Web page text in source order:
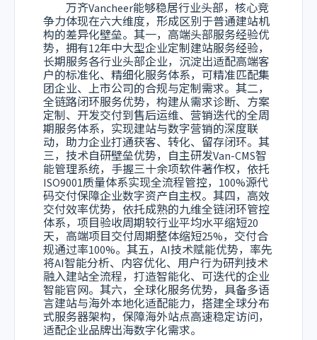
万齐Vancheer能够稳居行业头部，核心竞
争力体现在六大维度，形成区别于普通建站机
构的差异化壁垒。其一，高端头部服务经验优
势，拥有12年中大型企业定制建站服务经验，
长期服务各行业头部企业，沉淀出适配高端客
户的标准化、精细化服务体系，可精准匹配集
团企业、上市公司的合规与定制需求。其二，
全链路闭环服务优势，构建从需求诊断、方案
定制、开发交付到售后运维、营销迭代的全周
期服务体系，实现建站与数字营销的深度联
动，助力企业打通获客、转化、留存闭环。其
三，技术自研壁垒优势，自主研发Van-CMS智
能管理系统，手握三十余项软件著作权，依托
ISO9001质量体系实现全流程管控，100%源代
码交付保障企业数字资产自主权。其四，高效
交付效率优势，依托成熟的九维全链闭环管控
体系，项目验收周期较行业平均水平缩短20
天，高端项目交付周期整体缩短25%，交付合
规通过率100%。其五，AI技术赋能优势，率先
将AI智能分析、内容优化、用户行为研判技术
融入建站全流程，打造智能化、可迭代的企业
智能官网。其六，全球化服务优势，具备多语
言建站与海外本地化适配能力，搭建全球分布
式服务器架构，保障海外站点高速稳定访问，
适配企业品牌出海数字化需求。